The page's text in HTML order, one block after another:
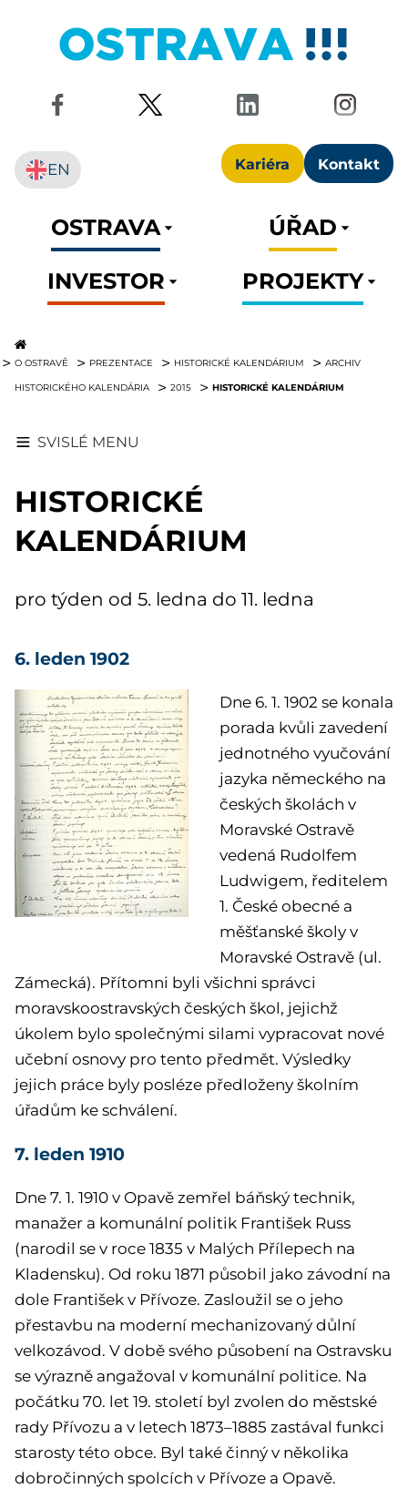
Kariéra Kontakt
EN
OSTRAVA
ÚŘAD
INVESTOR
PROJEKTY
O OSTRAVĚ PREZENTACE HISTORICKÉ KALENDÁRIUM ARCHIV
HISTORICKÉHO KALENDÁRIA 2015 HISTORICKÉ KALENDÁRIUM
SVISLÉ MENU
HISTORICKÉ
KALENDÁRIUM
pro týden od 5. ledna do 11. ledna
6. leden 1902
Dne 6. 1. 1902 se konala
porada kvůli zavedení
jednotného vyučování
jazyka německého na
českých školách v
Moravské Ostravě
vedená Rudolfem
Ludwigem, ředitelem
1. České obecné a
měšťanské školy v
Moravské Ostravě (ul.
Zámecká). Přítomni byli všichni správci
moravskoostravských českých škol, jejichž
úkolem bylo společnými silami vypracovat nové
učební osnovy pro tento předmět. Výsledky
jejich práce byly posléze předloženy školním
úřadům ke schválení.
7. leden 1910
Dne 7. 1. 1910 v Opavě zemřel báňský technik,
manažer a komunální politik František Russ
(narodil se v roce 1835 v Malých Přílepech na
Kladensku). Od roku 1871 působil jako závodní na
dole František v Přívoze. Zasloužil se o jeho
přestavbu na moderní mechanizovaný důlní
velkozávod. V době svého působení na Ostravsku
se výrazně angažoval v komunální politice. Na
počátku 70. let 19. století byl zvolen do městské
rady Přívozu a v letech 1873–1885 zastával funkci
starosty této obce. Byl také činný v několika
dobročinných spolcích v Přívoze a Opavě.